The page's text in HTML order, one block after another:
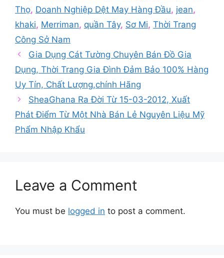
Thọ, Doanh Nghiệp Dệt May Hàng Đầu, jean,
khaki, Merriman, quần Tây, Sơ Mi, Thời Trang
Công Sở Nam
Gia Dụng Cát Tường Chuyên Bán Đồ Gia
Dụng, Thời Trang Gia Đình Đảm Bảo 100% Hàng
Uy Tín, Chất Lượng,chính Hãng
SheaGhana Ra Đời Từ 15-03-2012, Xuất
Phát Điểm Từ Một Nhà Bán Lẻ Nguyên Liệu Mỹ
Phẩm Nhập Khẩu
Leave a Comment
You must be logged in to post a comment.